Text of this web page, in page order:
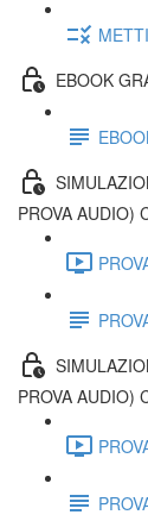
EBOOK
PROVA AUDIO)
PROVA AUDIO)